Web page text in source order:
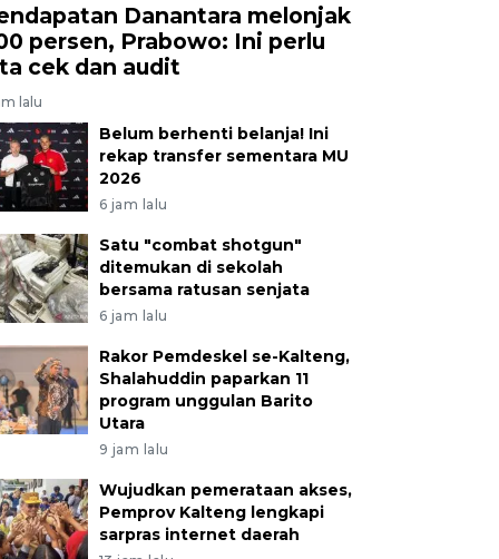
Danantara melonjak
persen, Prabowo: Ini perlu
cek dan audit
lalu
Belum berhenti belanja! Ini
rekap transfer sementara MU
2026
6 jam lalu
Satu "combat shotgun"
ditemukan di sekolah
bersama ratusan senjata
6 jam lalu
Rakor Pemdeskel se-Kalteng,
Shalahuddin paparkan 11
program unggulan Barito
Utara
9 jam lalu
Wujudkan pemerataan akses,
Pemprov Kalteng lengkapi
sarpras internet daerah